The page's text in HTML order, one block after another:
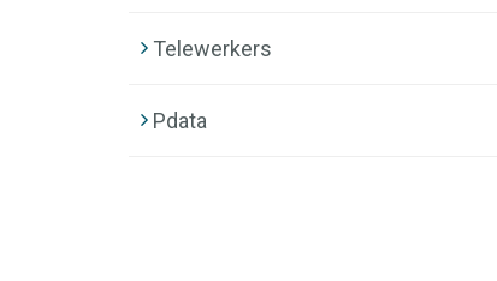
Telewerkers
Pdata